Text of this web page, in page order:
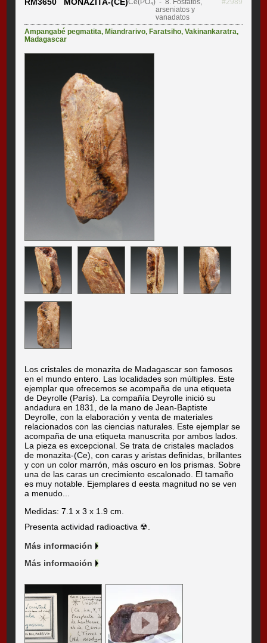
RM3650 MONAZITA-(CE)Ce(PO₄) - 8. Fosfatos,
arseniatos y
vanadatos
#2989
Ampangabé pegmatita, Miandrarivo, Faratsiho,Vakinankaratra,
Madagascar
Los cristales de monazita de Madagascar son famosos
en el mundo entero. Las localidades son múltiples. Este
ejemplar que ofrecemos se acompaña de una etiqueta
de Deyrolle (París). La compañía Deyrolle inició su
andadura en 1831, de la mano de Jean-Baptiste
Deyrolle, con la elaboración y venta de materiales
relacionados con las ciencias naturales. Este ejemplar se
acompaña de una etiqueta manuscrita por ambos lados.
La pieza es excepcional. Se trata de cristales maclados
de monazita-(Ce), con caras y aristas definidas, brillantes
y con un color marrón, más oscuro en los prismas. Sobre
una de las caras un crecimiento escalonado. El tamaño
es muy notable. Ejemplares d eesta magnitud no se ven
a menudo...
Medidas: 7.1 x 3 x 1.9 cm.
Presenta actividad radioactiva ☢.
Más información
Más información